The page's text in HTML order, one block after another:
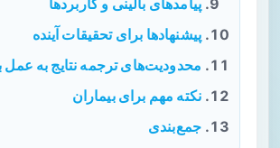
پیامدهای بالینی و کاربردها
پیشنهادها برای تحقیقات آینده
محدودیت‌های ترجمه نتایج به عمل
نکته مهم برای بیماران
جمع‌بندی